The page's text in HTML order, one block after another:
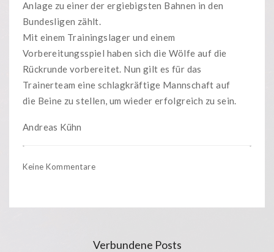
Anlage zu einer der ergiebigsten Bahnen in den
Bundesligen zählt.
Mit einem Trainingslager und einem
Vorbereitungsspiel haben sich die Wölfe auf die
Rückrunde vorbereitet. Nun gilt es für das
Trainerteam eine schlagkräftige Mannschaft auf
die Beine zu stellen, um wieder erfolgreich zu sein.
Andreas Kühn
Keine Kommentare
Verbundene Posts